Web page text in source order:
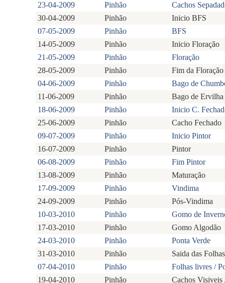
23-04-2009
Pinhão
Cachos
30-04-2009
Pinhão
Inicio BFS
07-05-2009
Pinhão
BFS
14-05-2009
Pinhão
Inicio Floração
21-05-2009
Pinhão
Floração
28-05-2009
Pinhão
Fim da Floração
04-06-2009
Pinhão
Bago de
11-06-2009
Pinhão
Bago de Ervilha
18-06-2009
Pinhão
Inicio C.
25-06-2009
Pinhão
Cacho Fechado
09-07-2009
Pinhão
Inicio Pintor
16-07-2009
Pinhão
Pintor
06-08-2009
Pinhão
Fim Pintor
13-08-2009
Pinhão
Maturação
17-09-2009
Pinhão
Vindima
24-09-2009
Pinhão
Pós-Vindima
10-03-2010
Pinhão
Gomo de
17-03-2010
Pinhão
Gomo Algodão
24-03-2010
Pinhão
Ponta Verde
31-03-2010
Pinhão
Saida das Folhas
07-04-2010
Pinhão
Folhas livres /
19-04-2010
Pinhão
Cachos